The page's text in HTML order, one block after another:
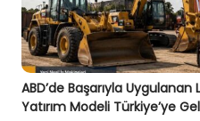
ABD’de Başarıyla Uygulanan
Yatırım Modeli Türkiye’ye